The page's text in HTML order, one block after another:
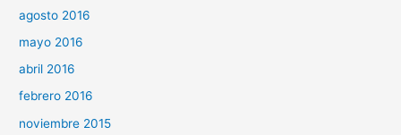
agosto 2016
mayo 2016
abril 2016
febrero 2016
noviembre 2015